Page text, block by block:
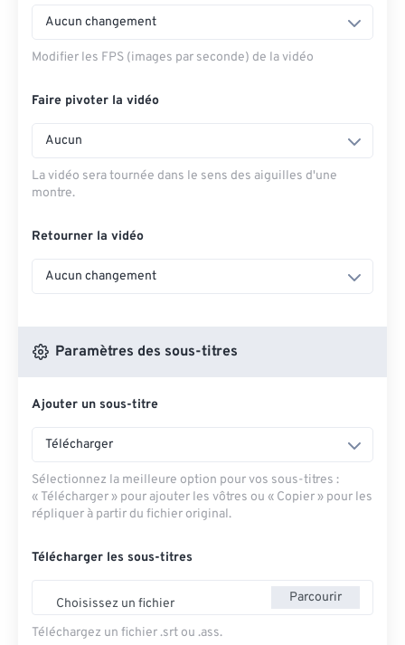
Aucun changement
Modifier les FPS (images par seconde) de la vidéo
Faire pivoter la vidéo
Aucun
La vidéo sera tournée dans le sens des aiguilles d'une
montre.
Retourner la vidéo
Aucun changement
Paramètres des sous-titres
Ajouter un sous-titre
Télécharger
Sélectionnez la meilleure option pour vos sous-titres :
« Télécharger » pour ajouter les vôtres ou « Copier » pour les
répliquer à partir du fichier original.
Télécharger les sous-titres
Choisissez un fichier Parcourir
Téléchargez un fichier .srt ou .ass.